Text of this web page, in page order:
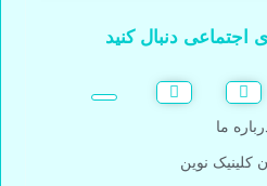
اجتماعی دنبال کنید
ما
کلینیک نوین